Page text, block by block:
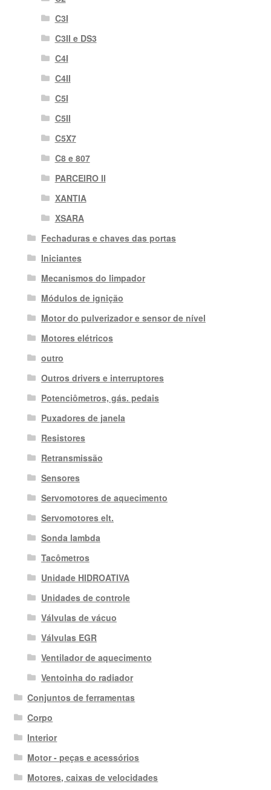
C3I
C3II e DS3
C4I
C4II
C5I
C5II
C5X7
C8 e 807
PARCEIRO II
XANTIA
XSARA
Fechaduras e chaves das portas
Iniciantes
Mecanismos do limpador
Módulos de ignição
Motor do pulverizador e sensor de nível
Motores elétricos
outro
Outros drivers e interruptores
Potenciômetros, gás. pedais
Puxadores de janela
Resistores
Retransmissão
Sensores
Servomotores de aquecimento
Servomotores elt.
Sonda lambda
Tacômetros
Unidade HIDROATIVA
Unidades de controle
Válvulas de vácuo
Válvulas EGR
Ventilador de aquecimento
Ventoinha do radiador
Conjuntos de ferramentas
Corpo
Interior
Motor - peças e acessórios
Motores, caixas de velocidades